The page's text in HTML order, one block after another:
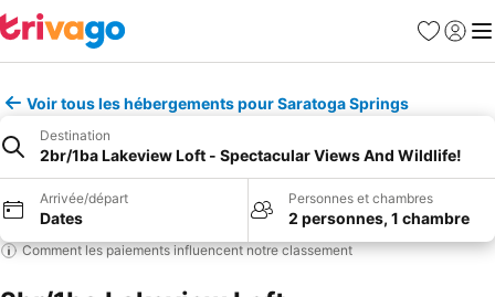
Favoris
Se
Voir tous les hébergements pour Saratoga Springs
Destination
2br/1ba Lakeview Loft - Spectacular Views And Wildlife!
Arrivée/départ
Dates
Personnes et chambres
2 personnes, 1 chambre
Comment les paiements influencent notre classement